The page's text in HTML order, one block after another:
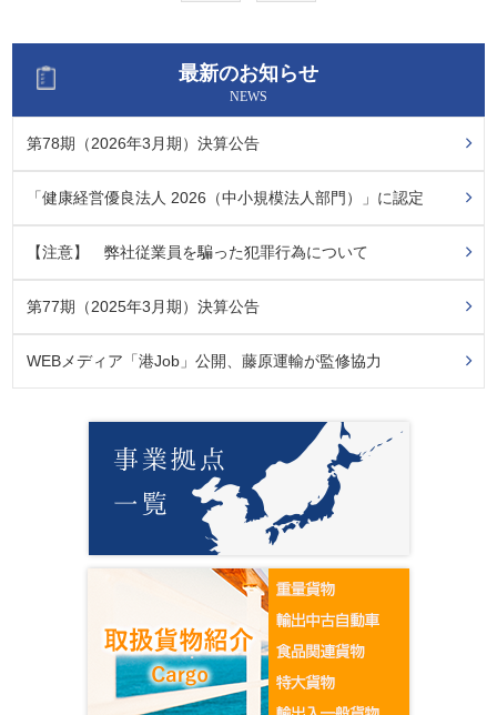
最新のお知らせ
NEWS
第78期（2026年3月期）決算公告
「健康経営優良法人 2026（中小規模法人部門）」に認定
【注意】 弊社従業員を騙った犯罪行為について
第77期（2025年3月期）決算公告
WEBメディア「港Job」公開、藤原運輸が監修協力